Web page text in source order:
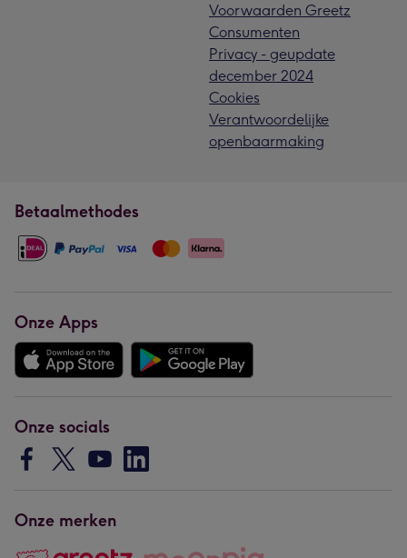
Voorwaarden Greetz
Consumenten
Privacy - geupdate
december 2024
Cookies
Verantwoordelijke
openbaarmaking
Betaalmethodes
Onze Apps
Onze socials
Onze merken